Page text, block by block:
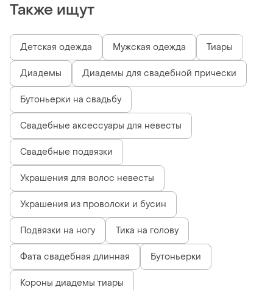
Также ищут
Детская одежда Мужская одежда Тиары
Диадемы Диадемы для свадебной прически
Бутоньерки на свадьбу
Свадебные аксессуары для невесты
Свадебные подвязки
Украшения для волос невесты
Украшения из проволоки и бусин
Подвязки на ногу Тика на голову
Фата свадебная длинная Бутоньерки
Короны диадемы тиары